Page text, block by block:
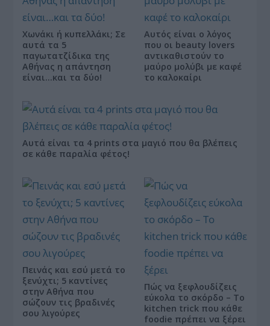
Χωνάκι ή κυπελλάκι; Σε
αυτά τα 5
παγωτατζίδικα της
Αθήνας η απάντηση
είναι…και τα δύο!
Αυτός είναι ο λόγος
που οι beauty lovers
αντικαθιστούν το
μαύρο μολύβι με καφέ
το καλοκαίρι
Αυτά είναι τα 4 prints στα μαγιό που θα βλέπεις
σε κάθε παραλία φέτος!
Πεινάς και εσύ μετά το
ξενύχτι; 5 καντίνες
στην Αθήνα που
σώζουν τις βραδινές
σου λιγούρες
Πώς να ξεφλουδίζεις
εύκολα το σκόρδο – Το
kitchen trick που κάθε
foodie πρέπει να ξέρει